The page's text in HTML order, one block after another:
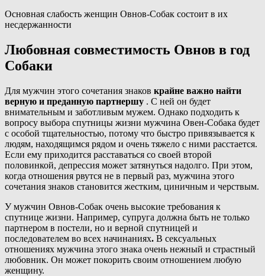
Основная слабость женщин Овнов-Собак состоит в их
несдержанности
Любовная совместимость Овнов в год
Собаки
Для мужчин этого сочетания знаков крайне важно найти
верную и преданную партнершу . С ней он будет
внимательным и заботливым мужем. Однако подходить к
вопросу выбора спутницы жизни мужчина Овен-Собака будет
с особой тщательностью, потому что быстро привязывается к
людям, находящимся рядом и очень тяжело с ними расстается.
Если ему приходится расставаться со своей второй
половинкой, депрессия может затянуться надолго. При этом,
когда отношения рвутся не в первый раз, мужчина этого
сочетания знаков становится жестким, циничным и черствым.
У мужчин Овнов-Собак очень высокие требования к
спутнице жизни. Например, супруга должна быть не только
партнером в постели, но и верной спутницей и
последователем во всех начинаниях. В сексуальных
отношениях мужчина этого знака очень нежный и страстный
любовник. Он может покорить своим отношением любую
женщину.